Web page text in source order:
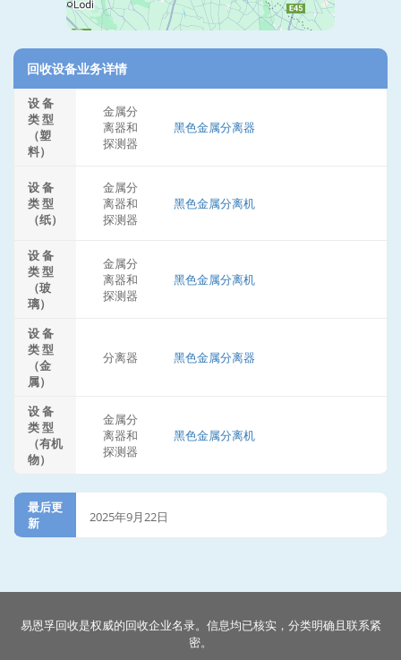
回收设备业务详情
设 备
类 型
（塑
料）
金属分
离器和
探测器
黑色金属分离器
设 备
类 型
（纸）
金属分
离器和
探测器
黑色金属分离机
设 备
类 型
（玻
璃）
金属分
离器和
探测器
黑色金属分离机
设 备
类 型
（金
属）
分离器 黑色金属分离器
设 备
类 型
（有机
物）
金属分
离器和
探测器
黑色金属分离机
最后更
新
2025年9月22日
易恩孚回收是权威的回收企业名录。信息均已核实，分类明确且联系紧
密。